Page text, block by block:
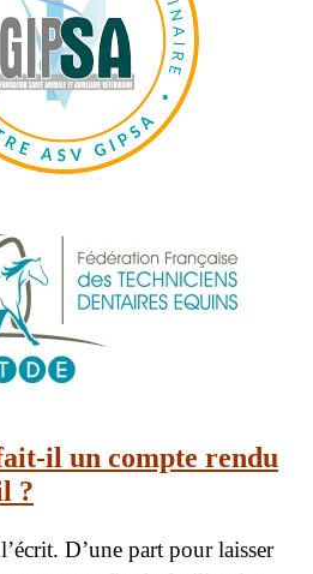
il un compte rendu
?
D’une part pour laisser